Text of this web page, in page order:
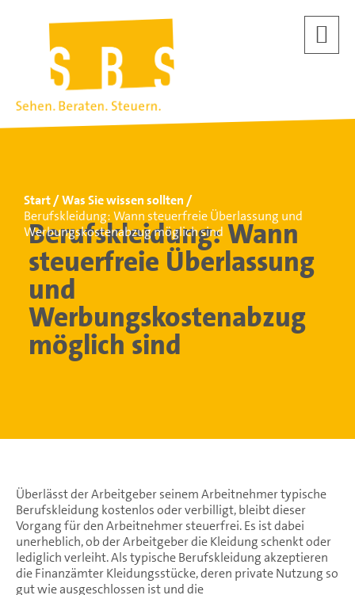
Start
Was Sie wissen sollten
Berufskleidung: Wann steuerfreie Überlassung und
Werbungskostenabzug möglich sind
Berufskleidung: Wann
steuerfreie Überlassung
und
Werbungskostenabzug
möglich sind
Überlässt der Arbeitgeber seinem Arbeitnehmer typische
Berufskleidung kostenlos oder verbilligt, bleibt dieser
Vorgang für den Arbeitnehmer steuerfrei. Es ist dabei
unerheblich, ob der Arbeitgeber die Kleidung schenkt oder
lediglich verleiht. Als typische Berufskleidung akzeptieren
die Finanzämter Kleidungsstücke, deren private Nutzung so
gut wie ausgeschlossen ist und die